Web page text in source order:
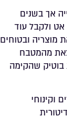
אך בשנים
ולקבל עוד
מוצריה ובטוחים
מהמטבח
בוטיק שהקימה
וקינוחי